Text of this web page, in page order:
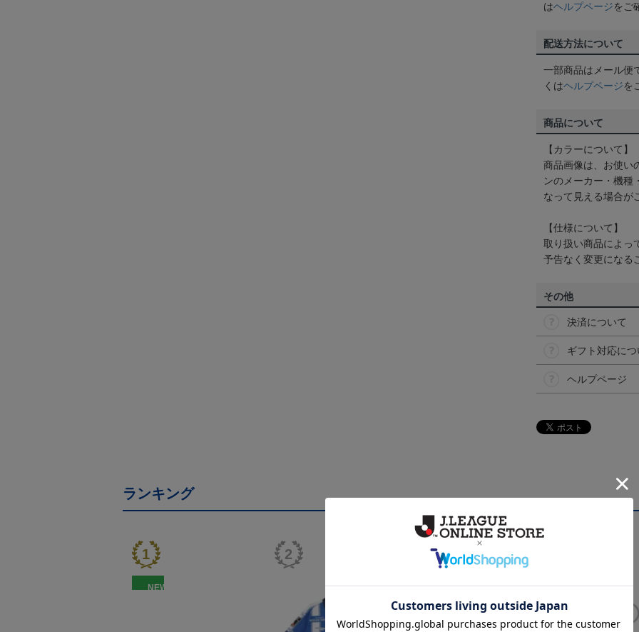
はヘルプページをご
配送方法について
一部商品はメール便
くはヘルプページを
商品について
【カラーについて】
商品画像は、お使い
ンのメーカー・機種
なって見える場合が
【仕様について】
取り扱い商品によっ
予告なく変更になる
その他
決済について
ギフト対応に
ヘルプページ
ランキング
NEW NEW NEW